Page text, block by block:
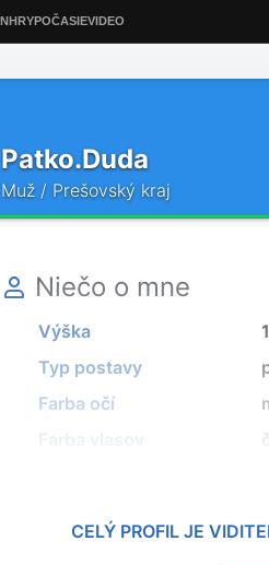
Patko.Duda
Muž / Prešovský kraj
Niečo o mne
Výška
Typ postavy
Farba očí
Farba vlasov
CELÝ PROFIL JE